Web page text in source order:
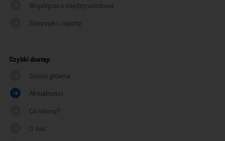
Współpraca międzynarodowa
Statystyki i raporty
Szybki dostęp
Strona główna
Aktualności
Co robimy?
O nas